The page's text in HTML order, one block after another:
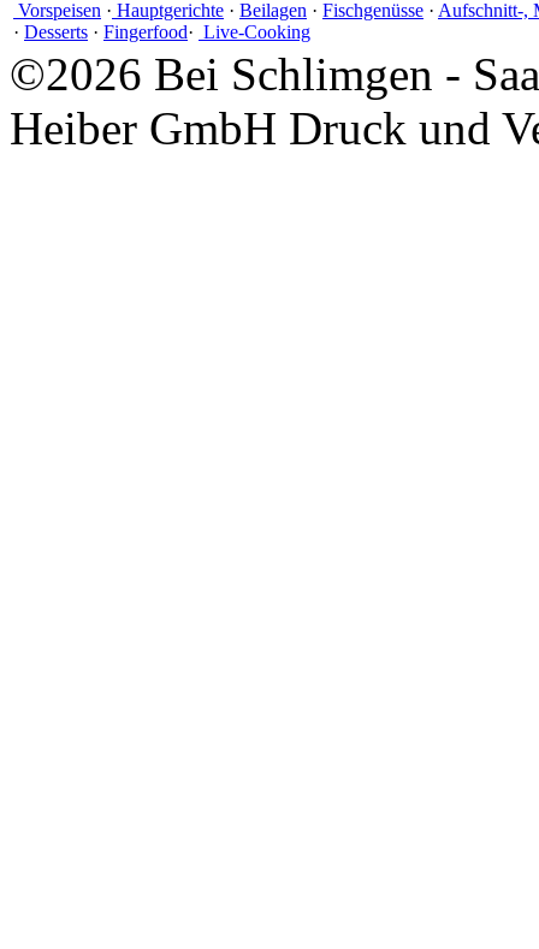
Vorspeisen · Hauptgerichte · Beilagen · Fischgenüsse · Aufschnitt-,
· Desserts · Fingerfood· Live-Cooking
©2026 Bei Schlimgen -
Heiber GmbH Druck und